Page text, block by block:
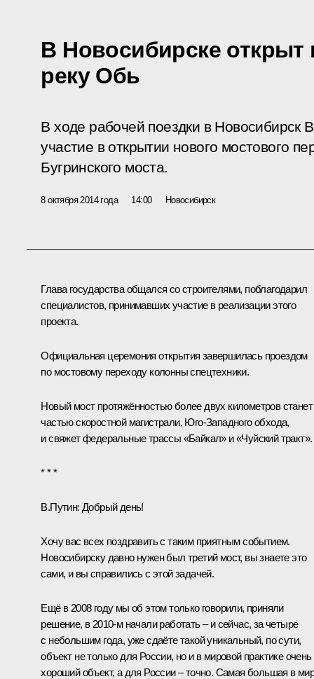
В Новосибирске
реку Обь
В ходе рабочей поездки в Новосибирск
участие в открытии нового мостового
Бугринского моста.
8 октября 2014 года 14:00 Новосибирск
Глава государства общался со строителями, поблагодарил
специалистов, принимавших участие в реализации этого
проекта.
Официальная церемония открытия завершилась проездом
по мостовому переходу колонны спецтехники.
Новый мост протяжённостью более двух километров станет
частью скоростной магистрали, Юго-Западного обхода,
и свяжет федеральные трассы «Байкал» и «Чуйский тракт».
* * *
В.Путин: Добрый день!
Хочу вас всех поздравить с таким приятным событием.
Новосибирску давно нужен был третий мост, вы знаете это
сами, и вы справились с этой задачей.
Ещё в 2008 году мы об этом только говорили, приняли
решение, в 2010-м начали работать – и сейчас, за четыре
с небольшим года, уже сдаёте такой уникальный, по сути,
объект не только для России, но и в мировой практике очень
хороший объект, а для России – точно. Самая большая в